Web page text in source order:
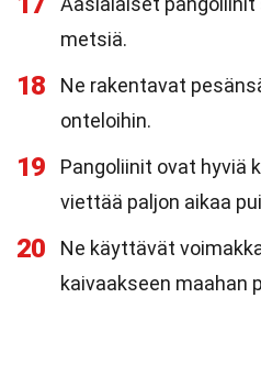
metsiä.
18
Ne rakentavat
onteloihin.
19
Pangoliinit ovat hyviä
viettää paljon aikaa
20
Ne käyttävät
kaivaakseen maahan